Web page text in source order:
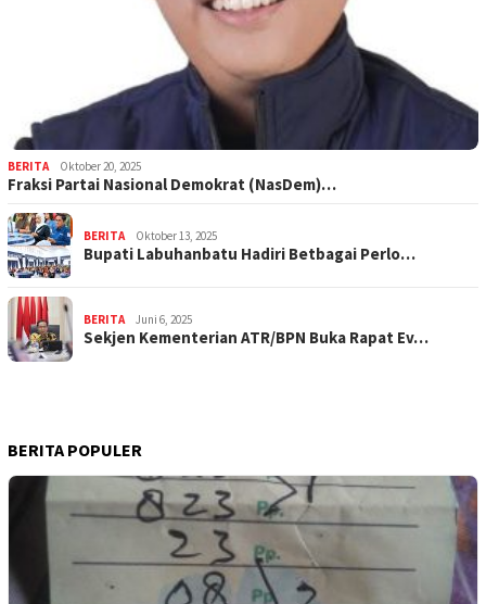
BERITA Oktober 20, 2025
Fraksi Partai Nasional Demokrat (NasDem)…
BERITA Oktober 13, 2025
Bupati Labuhanbatu Hadiri Betbagai Perlo…
BERITA Juni 6, 2025
Sekjen Kementerian ATR/BPN Buka Rapat Ev…
BERITA POPULER